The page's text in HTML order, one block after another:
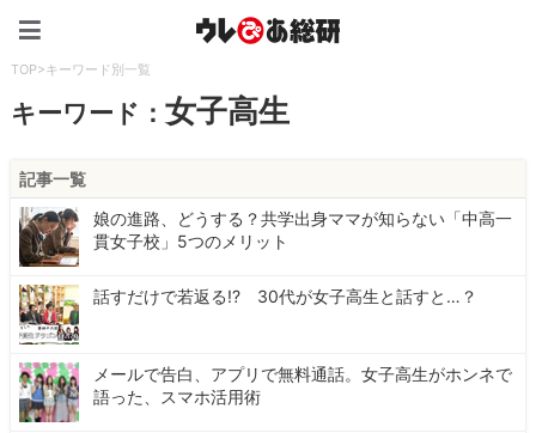
TOP>キーワード別一覧
キーワード：女子高生
記事一覧
娘の進路、どうする？共学出身ママが知らない「中高一
貫女子校」5つのメリット
話すだけで若返る!? 30代が女子高生と話すと…？
メールで告白、アプリで無料通話。女子高生がホンネで
語った、スマホ活用術